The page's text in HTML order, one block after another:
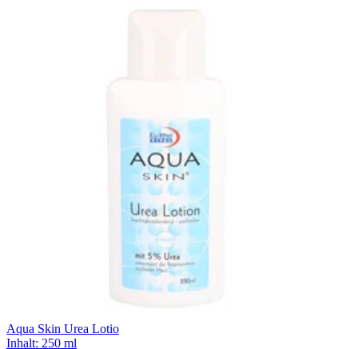
Aqua Skin Urea Lotio
Inhalt: 250 ml